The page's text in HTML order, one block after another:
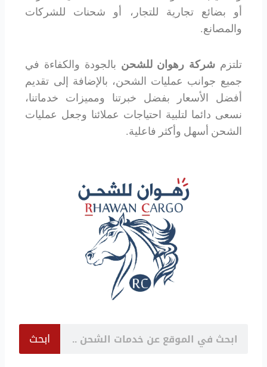
أو بضائع تجارية للتجار، أو شحنات للشركات
والمصانع.
تلتزمشركة رهوان للشحن بالجودة والكفاءة في
جميع جوانب عمليات الشحن، بالإضافة إلى تقديم
أفضل الأسعار بفضل خبرتنا ومميزات خدماتنا،
نسعى دائما لتلبية احتياجات عملائنا وجعل عمليات
الشحن أسهل وأكثر فاعلية.
ابحث